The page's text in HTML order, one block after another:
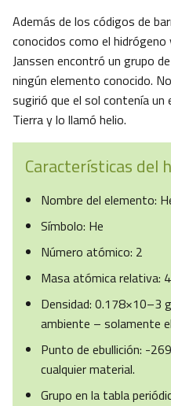
Además de los códigos de
conocidos como el
Janssen encontró un grupo
ningún elemento conocido.
sugirió que el sol contenía
Tierra y lo llamó helio.
Características del
Nombre del elemento:
Símbolo: He
Número atómico: 2
Masa atómica relativa:
Densidad: 0.178×10–3
ambiente – solamente
Punto de ebullición: -
cualquier material.
Grupo en la tabla